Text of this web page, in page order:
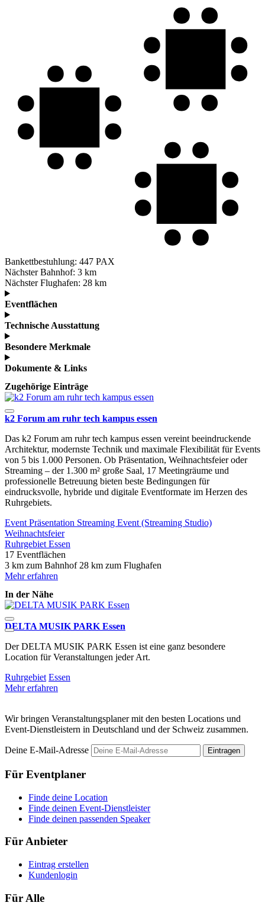
Bankettbestuhlung: 447 PAX
Nächster Bahnhof: 3 km
Nächster Flughafen: 28 km
Eventflächen
Technische Ausstattung
Besondere Merkmale
Dokumente & Links
Zugehörige Einträge
k2 Forum am ruhr tech kampus essen
Das k2 Forum am ruhr tech kampus essen vereint beeindruckende
Architektur, modernste Technik und maximale Flexibilität für Events
von 5 bis 1.000 Personen. Ob Präsentation, Weihnachtsfeier oder
Streaming – der 1.300 m² große Saal, 17 Meetingräume und
professionelle Betreuung bieten beste Bedingungen für
eindrucksvolle, hybride und digitale Eventformate im Herzen des
Ruhrgebiets.
Event Präsentation Streaming Event (Streaming Studio)
Weihnachtsfeier
Ruhrgebiet Essen
17 Eventflächen
3 km zum Bahnhof 28 km zum Flughafen
Mehr erfahren
In der Nähe
DELTA MUSIK PARK Essen
Der DELTA MUSIK PARK Essen ist eine ganz besondere
Location für Veranstaltungen jeder Art.
Ruhrgebiet Essen
Mehr erfahren
Wir bringen Veranstaltungsplaner mit den besten Locations und
Event-Dienstleistern in Deutschland und der Schweiz zusammen.
Deine E-Mail-Adresse Eintragen
Für Eventplaner
Finde deine Location
Finde deinen Event-Dienstleister
Finde deinen passenden Speaker
Für Anbieter
Eintrag erstellen
Kundenlogin
Für Alle